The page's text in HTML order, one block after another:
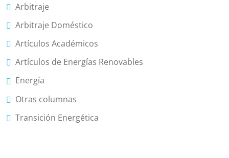
Arbitraje
Arbitraje Doméstico
Artículos Académicos
Artículos de Energías Renovables
Energía
Otras columnas
Transición Energética